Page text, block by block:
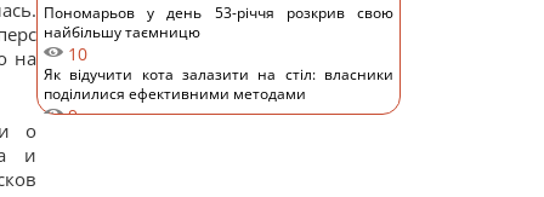
на
о
и
Пономарьов у день 53-річчя розкрив свою
найбільшу таємницю
10
Як відучити кота залазити на стіл: власники
поділилися ефективними методами
9